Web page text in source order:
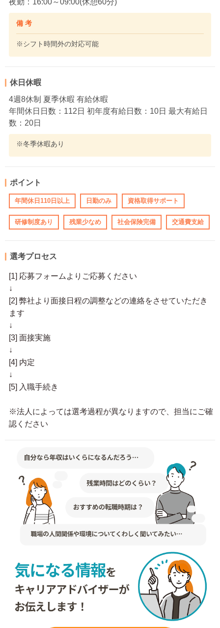
夜勤：16:00～09:00(休憩60分)
備 考
※シフト時間外の対応可能
休日休暇
4週8休制 夏季休暇 有給休暇
年間休日日数：112日 初年度有給日数：10日 最大有給日
数：20日
※冬季休暇あり
ポイント
年間休日110日以上 日勤のみ 資格取得サポート
研修制度あり 残業少なめ 社会保険完備 交通費支給
選考プロセス
[1] 応募フォームよりご応募ください
↓
[2] 弊社より面接日程の調整などの連絡をさせていただき
ます
↓
[3] 面接実施
↓
[4] 内定
↓
[5] 入職手続き
※法人によっては選考過程が異なりますので、担当にご確
認ください